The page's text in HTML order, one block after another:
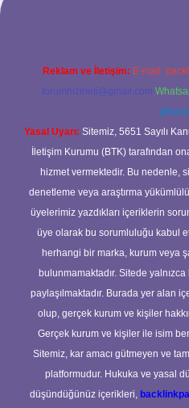
Reklam ve İletişim: E-mail:
forumhizmeti@gmail.com
Yasal Uyarı: Sitemiz, 5651 Sayılı
İletişim Kurumu (BTK) tarafından
hizmet vermektedir. Bu nedenle,
denetleme veya araştırma
üyelerimiz yazdıkları içeriklerin
üye olarak bu sorumluluğu kabul
herhangi bir marka, kurum veya
bulunmamaktadır. Sitede yalnızca
paylaşılmaktadır. Burada yer alan
olup, gerçek kurum ve kişiler
Gerçek kurum ve kişiler ile isim
Sitemiz, kar amacı gütmeyen ve
platformudur. Hukuka ve yasal
düşündüğünüz içerikleri,